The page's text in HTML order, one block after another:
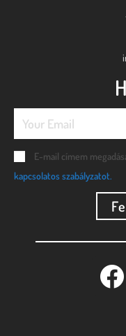
E-mail címem
kapcsolatos szabályzatot.